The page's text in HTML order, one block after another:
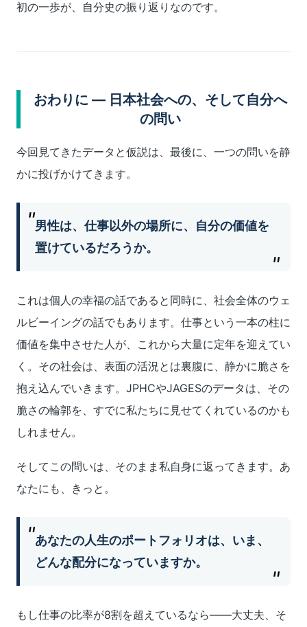
初の一歩が、自分史の振り返りなのです。
おわりに ― 日本社会への、そして自分へ
の問い
今回見てきたデータと仮説は、最後に、一つの問いを静
かに投げかけてきます。
男性は、仕事以外の場所に、自分の価値を
置けているだろうか。
これは個人の幸福の話であると同時に、社会全体のウェ
ルビーイングの話でもあります。仕事という一本の柱に
価値を集中させた人が、これから大量に定年を迎えてい
く。その社会は、表面の活況とは裏腹に、静かに脆さを
抱え込んでいきます。JPHCやJAGESのデータは、その
脆さの輪郭を、すでに私たちに見せてくれているのかも
しれません。
そしてこの問いは、そのまま私自身に返ってきます。あ
なたにも、きっと。
あなたの人生のポートフォリオは、いま、
どんな配分になっていますか。
もし仕事の比率が8割を超えているなら――大丈夫、そ